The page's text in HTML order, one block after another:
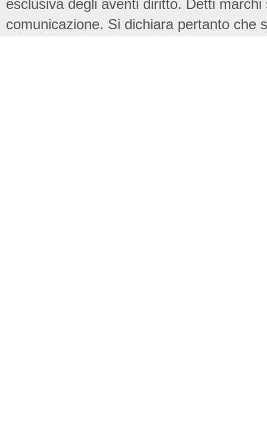
esclusiva degli aventi diritto. Detti
comunicazione. Si dichiara pertanto che